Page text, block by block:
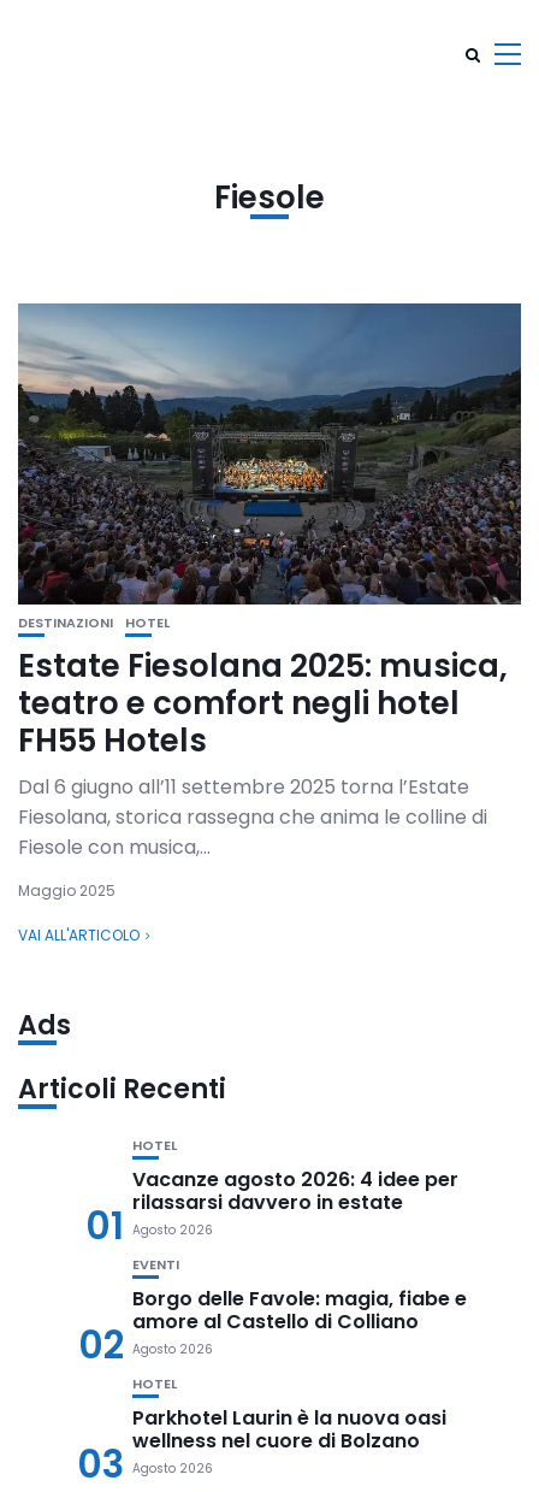
Fiesole
DESTINAZIONI HOTEL
Estate Fiesolana 2025: musica,
teatro e comfort negli hotel
FH55 Hotels
Dal 6 giugno all’11 settembre 2025 torna l’Estate
Fiesolana, storica rassegna che anima le colline di
Fiesole con musica,...
Maggio 2025
VAI ALL'ARTICOLO
Ads
Articoli Recenti
01
HOTEL
Vacanze agosto 2026: 4 idee per
rilassarsi davvero in estate
Agosto 2026
02
EVENTI
Borgo delle Favole: magia, fiabe e
amore al Castello di Colliano
Agosto 2026
03
HOTEL
Parkhotel Laurin è la nuova oasi
wellness nel cuore di Bolzano
Agosto 2026